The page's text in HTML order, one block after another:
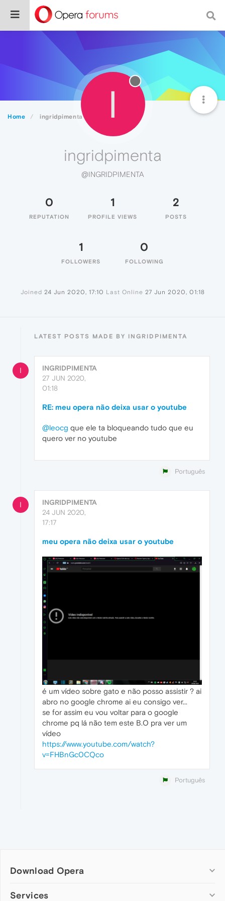
Home ingridpimenta I
ingridpimenta
@INGRIDPIMENTA
0
REPUTATION
1
PROFILE VIEWS
2
POSTS
1
FOLLOWERS
0
FOLLOWING
Joined 24 Jun 2020, 17:10 Last Online 27 Jun 2020, 01:18
LATEST POSTS MADE BY INGRIDPIMENTA
I
INGRIDPIMENTA
27 JUN 2020,
01:18
RE: meu opera não deixa usar o youtube
@leocg que ele ta bloqueando tudo que eu
quero ver no youtube
Português
I
INGRIDPIMENTA
24 JUN 2020,
17:17
meu opera não deixa usar o youtube
é um vídeo sobre gato e não posso assistir ? ai
abro no google chrome ai eu consigo ver...
se for assim eu vou voltar para o google
chrome pq lá não tem este B.O pra ver um
vídeo
https://www.youtube.com/watch?
v=FHBnGc0CQco
Português
Download Opera
Computer browsers
Services